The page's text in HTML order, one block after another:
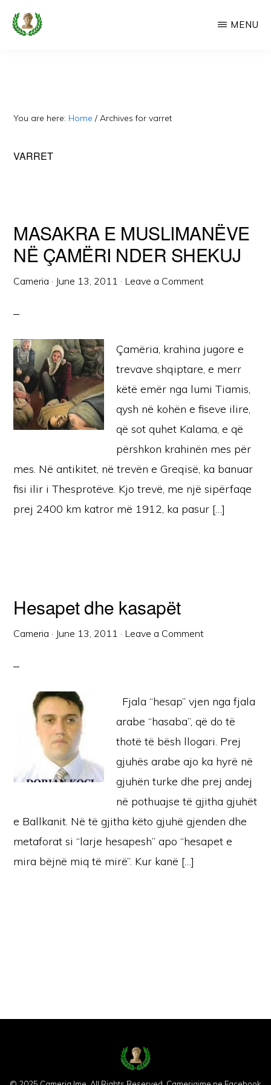
Skip
Faqe
Dedikuar
MENU
You are here: Home / Archives for varret
VARRET
MASAKRA E MUSLIMANËVE
NË ÇAMËRI NDER SHEKUJ
Cameria · June 13, 2011 · Leave a Comment
Çamëria, krahina jugore e
trevave shqiptare, e merr
këtë emër nga lumi Tiamis,
qysh në kohën e fiseve ilire,
që sot quhet Kalama, e që
përshkon krahinën mes për
mes. Në antikitet, në trevën e Greqisë, ka banuar
fisi ilir i Thesprotëve. Kjo trevë, me një sipërfaqe
prej 2400 km katror më 1912, ka pasur […]
Hesapet dhe kasapët
Cameria · June 13, 2011 · Leave a Comment
Fjala “hesap” vjen nga fjala
arabe “hasaba”, që do të
thotë të bësh llogari. Prej
gjuhës arabe ajo ka hyrë në
gjuhën turke dhe prej andej
në pothuajse të gjitha gjuhët
e Ballkanit. Në të gjitha këto gjuhë gjenden dhe
metaforat si “larje hesapesh” apo “hesapet e
mira bëjnë miq të mirë”. Kur kanë […]